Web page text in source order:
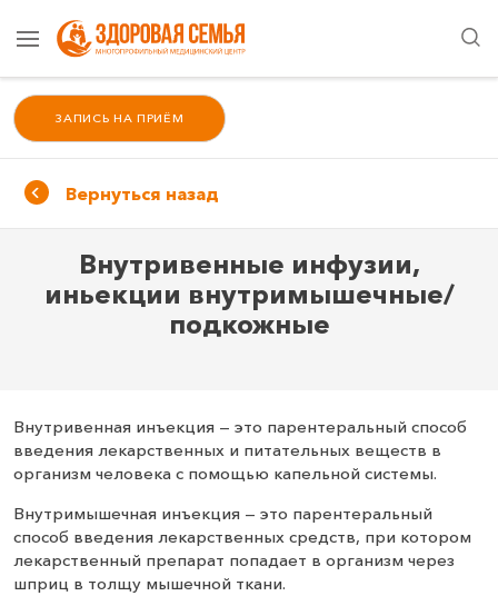
ЗАПИСЬ НА ПРИЁМ
Вернуться назад
Внутривенные инфузии,
иньекции внутримышечные/
подкожные
Внутривенная инъекция — это парентеральный способ
введения лекарственных и питательных веществ в
организм человека с помощью капельной системы.
Внутримышечная инъекция — это парентеральный
способ введения лекарственных средств, при котором
лекарственный препарат попадает в организм через
шприц в толщу мышечной ткани.